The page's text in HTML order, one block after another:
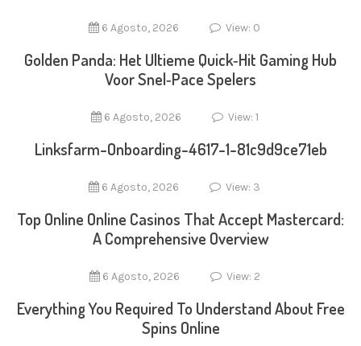
6 Agosto, 2026 View: 0
Golden Panda: Het Ultieme Quick‑Hit Gaming Hub
Voor Snel‑Pace Spelers
6 Agosto, 2026 View: 1
Linksfarm-Onboarding-4617-1-81c9d9ce71eb
6 Agosto, 2026 View: 3
Top Online Online Casinos That Accept Mastercard:
A Comprehensive Overview
6 Agosto, 2026 View: 2
Everything You Required To Understand About Free
Spins Online